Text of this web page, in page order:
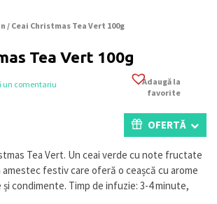
/ Ceai Christmas Tea Vert 100g
Tea Vert 100g
un comentariu
Adaugă la
favorite
OFERTĂ
Tea Vert. Un ceai verde cu note fructate
festiv care oferă o ceașcă cu arome
condimente. Timp de infuzie: 3-4 minute,